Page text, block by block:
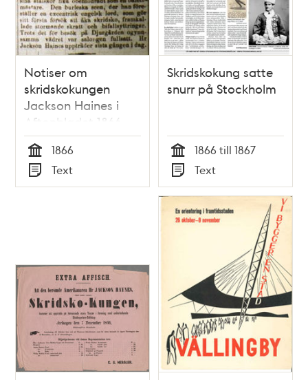
Notiser om
skridskokungen
Jackson Haines i
Aftonbladet 1866
Tid
1866
Typ
Text
Skridskokung satte
snurr på Stockholm
Tid
1866 till 1867
Typ
Text